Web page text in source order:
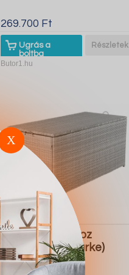
269.700 Ft
Ugrás a
boltba
Részletek
Butor1.hu
Kerti tárolódoboz
Dallas 1065 (Szürke)
X